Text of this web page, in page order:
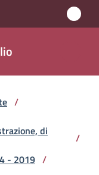
/
di
/
- 2019 /